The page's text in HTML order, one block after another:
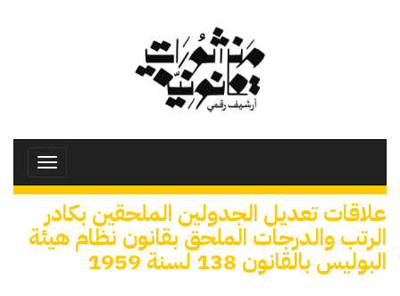
Toggle
علاقات تعديل الجدولين الملحقين بكادر
الرتب والدرجات الملحق بقانون نظام هيئة
البوليس بالقانون 138 لسنة 1959